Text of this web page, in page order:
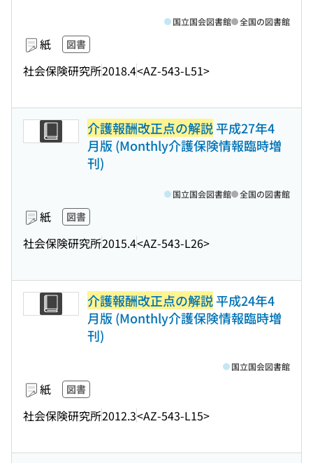
紙 図書
社会保険研究所2018.4<AZ-543-L51>
国立国会図書館 全国の図書館
介護報酬改正点の解説平成27年4
月版 (Monthly介護保険情報臨時増
刊)
紙 図書
社会保険研究所2015.4<AZ-543-L26>
国立国会図書館 全国の図書館
介護報酬改正点の解説平成24年4
月版 (Monthly介護保険情報臨時増
刊)
紙 図書
社会保険研究所2012.3<AZ-543-L15>
国立国会図書館